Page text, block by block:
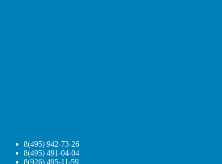
8(495) 942-73-26
8(495) 491-04-04
8(926) 495-11-59